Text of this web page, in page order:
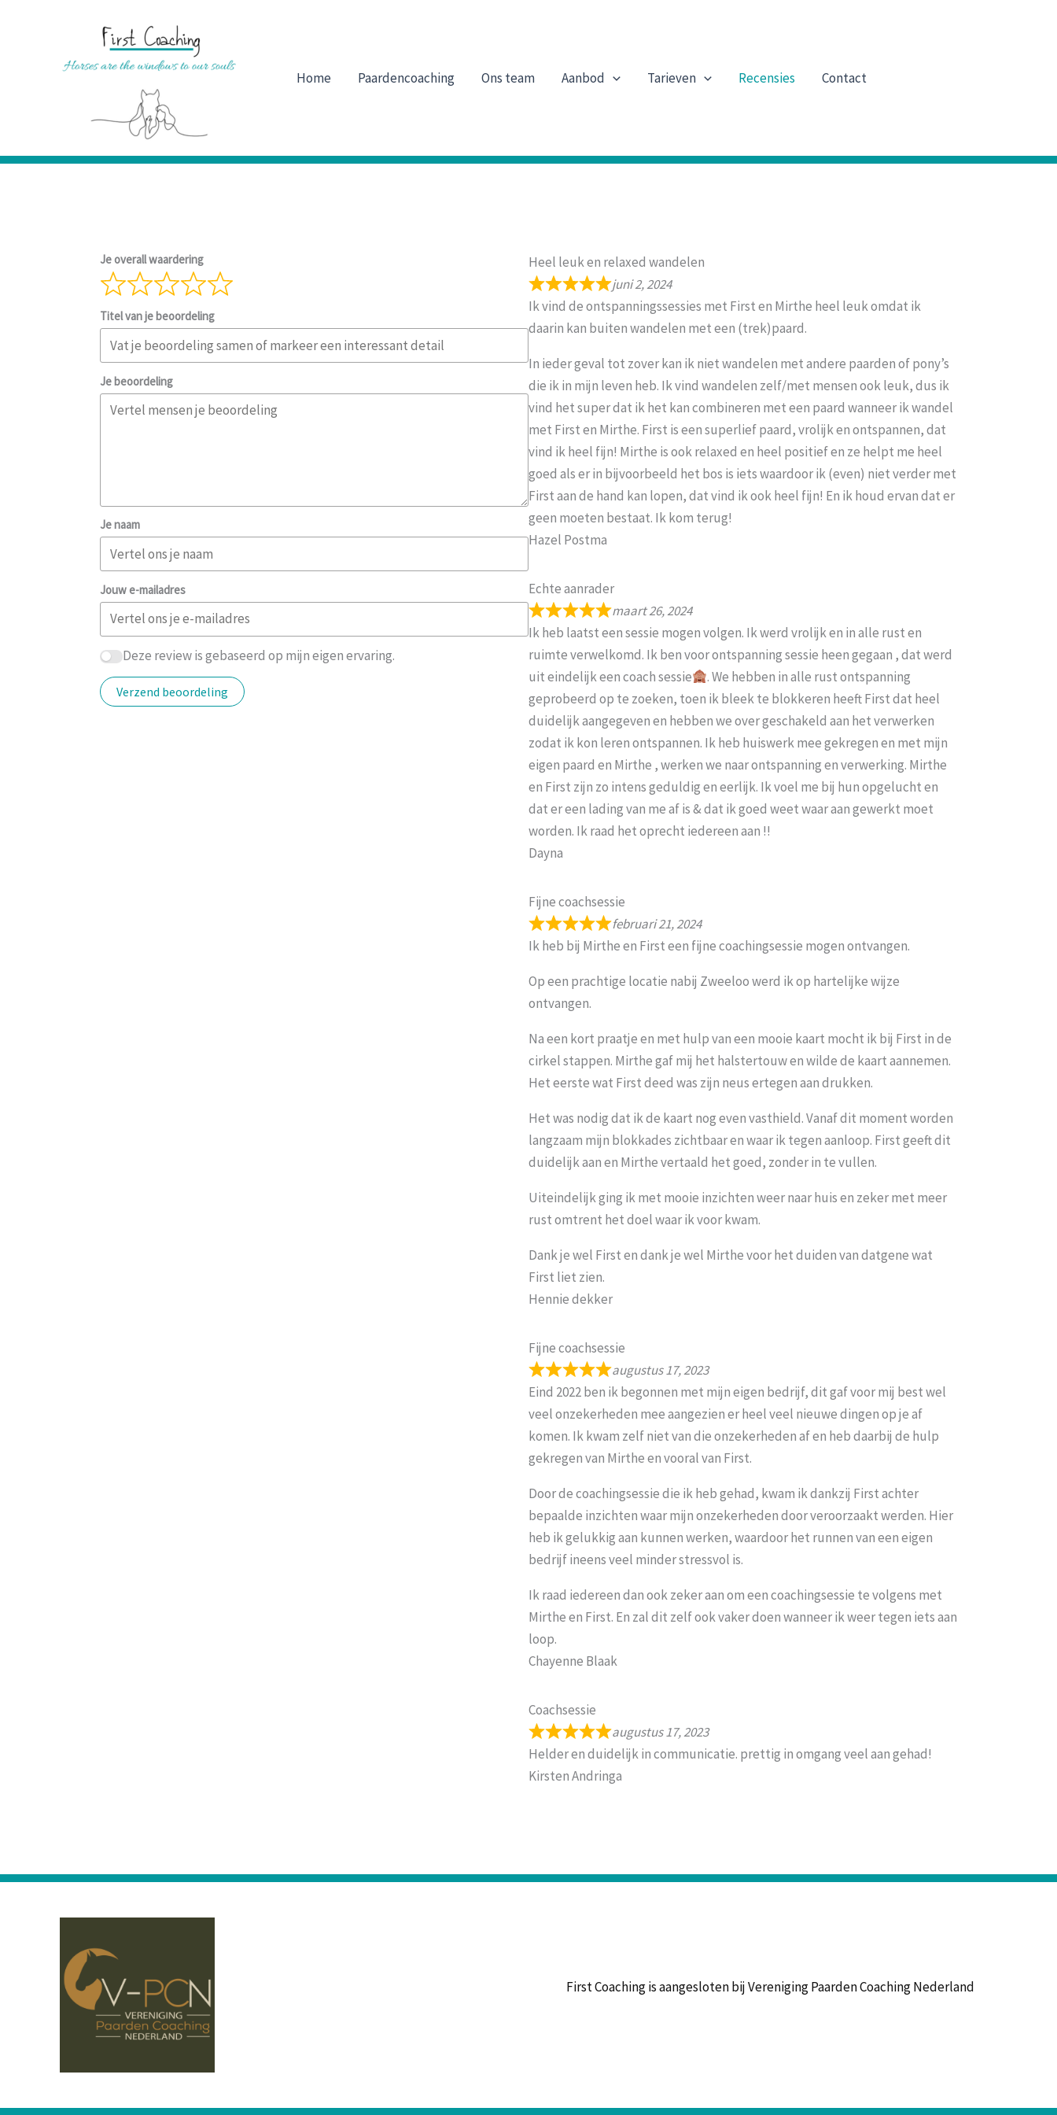
Home Paardencoaching Ons team Aanbod Tarieven Recensies Contact
Je overall waardering
Titel van je beoordeling
Je beoordeling
Je naam
Jouw e-mailadres
Deze review is gebaseerd op mijn eigen ervaring.
Verzend beoordeling
Heel leuk en relaxed wandelen
juni 2, 2024
Ik vind de ontspanningssessies met First en Mirthe heel leuk omdat ik
daarin kan buiten wandelen met een (trek)paard.
In ieder geval tot zover kan ik niet wandelen met andere paarden of pony’s
die ik in mijn leven heb. Ik vind wandelen zelf/met mensen ook leuk, dus ik
vind het super dat ik het kan combineren met een paard wanneer ik wandel
met First en Mirthe. First is een superlief paard, vrolijk en ontspannen, dat
vind ik heel fijn! Mirthe is ook relaxed en heel positief en ze helpt me heel
goed als er in bijvoorbeeld het bos is iets waardoor ik (even) niet verder met
First aan de hand kan lopen, dat vind ik ook heel fijn! En ik houd ervan dat er
geen moeten bestaat. Ik kom terug!
Hazel Postma
Echte aanrader
maart 26, 2024
Ik heb laatst een sessie mogen volgen. Ik werd vrolijk en in alle rust en
ruimte verwelkomd. Ik ben voor ontspanning sessie heen gegaan , dat werd
uit eindelijk een coach sessie
. We hebben in alle rust ontspanning
geprobeerd op te zoeken, toen ik bleek te blokkeren heeft First dat heel
duidelijk aangegeven en hebben we over geschakeld aan het verwerken
zodat ik kon leren ontspannen. Ik heb huiswerk mee gekregen en met mijn
eigen paard en Mirthe , werken we naar ontspanning en verwerking. Mirthe
en First zijn zo intens geduldig en eerlijk. Ik voel me bij hun opgelucht en
dat er een lading van me af is & dat ik goed weet waar aan gewerkt moet
worden. Ik raad het oprecht iedereen aan !!
Dayna
Fijne coachsessie
februari 21, 2024
Ik heb bij Mirthe en First een fijne coachingsessie mogen ontvangen.
Op een prachtige locatie nabij Zweeloo werd ik op hartelijke wijze
ontvangen.
Na een kort praatje en met hulp van een mooie kaart mocht ik bij First in de
cirkel stappen. Mirthe gaf mij het halstertouw en wilde de kaart aannemen.
Het eerste wat First deed was zijn neus ertegen aan drukken.
Het was nodig dat ik de kaart nog even vasthield. Vanaf dit moment worden
langzaam mijn blokkades zichtbaar en waar ik tegen aanloop. First geeft dit
duidelijk aan en Mirthe vertaald het goed, zonder in te vullen.
Uiteindelijk ging ik met mooie inzichten weer naar huis en zeker met meer
rust omtrent het doel waar ik voor kwam.
Dank je wel First en dank je wel Mirthe voor het duiden van datgene wat
First liet zien.
Hennie dekker
Fijne coachsessie
augustus 17, 2023
Eind 2022 ben ik begonnen met mijn eigen bedrijf, dit gaf voor mij best wel
veel onzekerheden mee aangezien er heel veel nieuwe dingen op je af
komen. Ik kwam zelf niet van die onzekerheden af en heb daarbij de hulp
gekregen van Mirthe en vooral van First.
Door de coachingsessie die ik heb gehad, kwam ik dankzij First achter
bepaalde inzichten waar mijn onzekerheden door veroorzaakt werden. Hier
heb ik gelukkig aan kunnen werken, waardoor het runnen van een eigen
bedrijf ineens veel minder stressvol is.
Ik raad iedereen dan ook zeker aan om een coachingsessie te volgens met
Mirthe en First. En zal dit zelf ook vaker doen wanneer ik weer tegen iets aan
loop.
Chayenne Blaak
Coachsessie
augustus 17, 2023
Helder en duidelijk in communicatie. prettig in omgang veel aan gehad!
Kirsten Andringa
First Coaching is aangesloten bij Vereniging Paarden Coaching Nederland